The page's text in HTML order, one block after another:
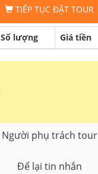
TIẾP TỤC ĐẶT TOUR
Số lượng Giá tiền
Người phụ trách tour
Để lại tin nhắn